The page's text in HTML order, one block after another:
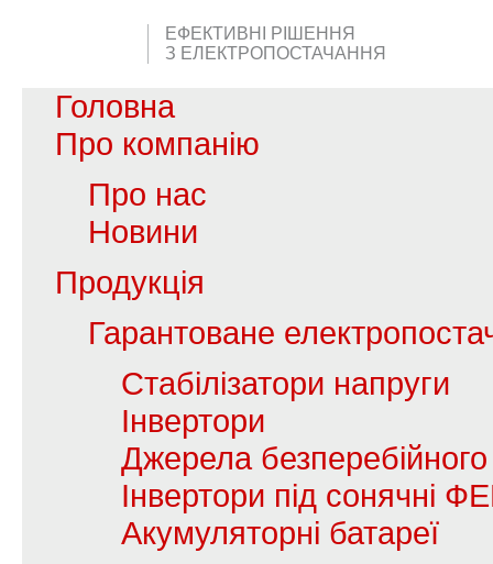
ЕФЕКТИВНІ РІШЕННЯ
З ЕЛЕКТРОПОСТАЧАННЯ
Головна
Про компанію
Про нас
Новини
Продукція
Гарантоване
Стабілізатори напруги
Інвертори
Джерела
Інвертори під сонячні
Акумуляторні батареї